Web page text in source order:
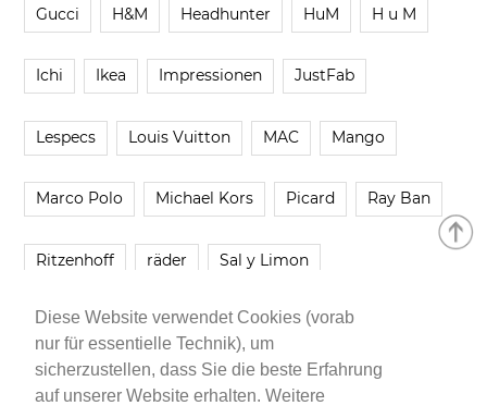
Diese Website verwendet Cookies (vorab
nur für essentielle Technik), um
sicherzustellen, dass Sie die beste Erfahrung
auf unserer Website erhalten. Weitere
Gucci H&M Headhunter HuM H u M
Ichi Ikea Impressionen JustFab
Lespecs Louis Vuitton MAC Mango
Marco Polo Michael Kors Picard Ray Ban
Ritzenhoff räder Sal y Limon
Smartbuyglasses smash! Steve Madden
Younique Zara